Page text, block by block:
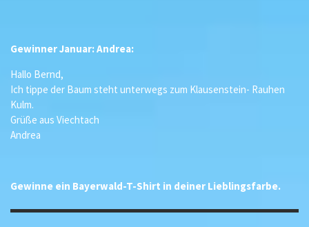
Gewinner Januar: Andrea:
Hallo Bernd,
Ich tippe der Baum steht unterwegs zum Klausenstein- Rauhen
Kulm.
Grüße aus Viechtach
Andrea
Gewinne ein Bayerwald-T-Shirt in deiner Lieblingsfarbe.